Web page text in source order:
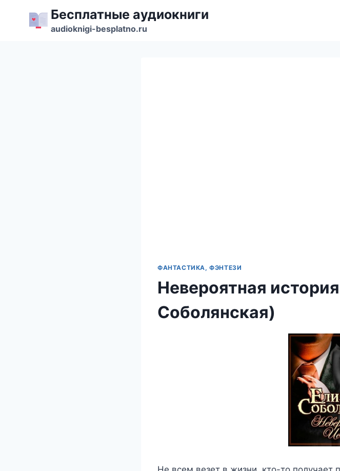
содержимому
Бесплатные аудиокниги
audioknigi-besplatno.ru
ФАНТАСТИКА, ФЭНТЕЗИ
Невероятная
Соболянская)